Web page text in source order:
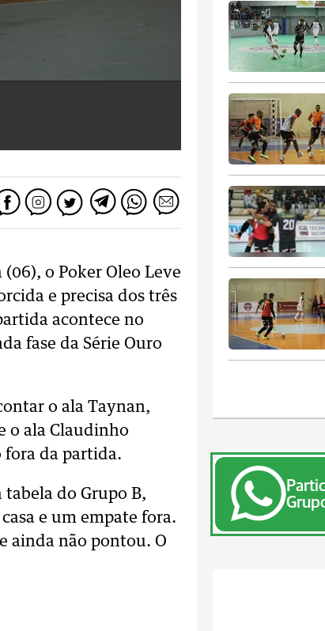
o Poker Oleo Leve
e precisa dos três
acontece no
fase da Série Ouro
o ala Taynan,
o ala Claudinho
fora da partida.
tabela do Grupo B,
e um empate fora.
ainda não pontou. O